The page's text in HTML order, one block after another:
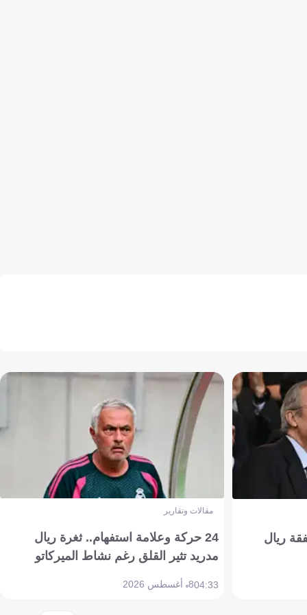
ريال
مقالات وتقارير
24 حركة وعلامة استفهام.. ثغرة ريال
مدريد تثير القلق رغم نشاط الميركاتو
04:338 أغسطس 2026